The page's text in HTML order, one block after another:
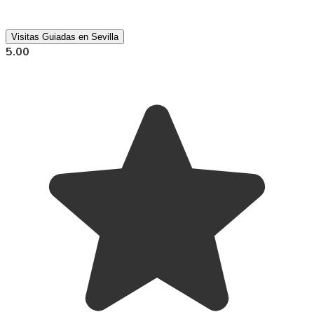
Visitas Guiadas en Sevilla
5.00